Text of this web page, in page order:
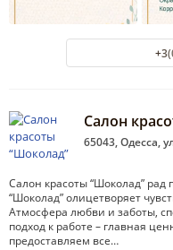
Салон
65043, Одесса,
Салон красоты “Шоколад” рад
“Шоколад” олицетворяет
Атмосфера любви и заботы,
подход к работе – главная
предоставляем все…